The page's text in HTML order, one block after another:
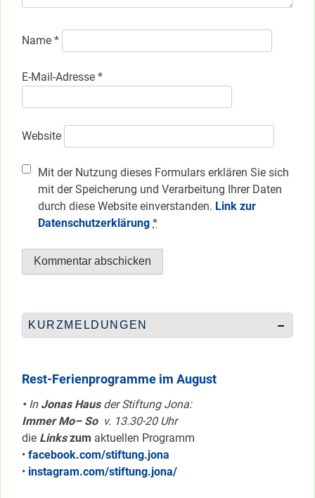
Name *
E-Mail-Adresse *
Website
Mit der Nutzung dieses Formulars erklären Sie sich
mit der Speicherung und Verarbeitung Ihrer Daten
durch diese Website einverstanden. Link zur
Datenschutzerklärung *
KURZMELDUNGEN
Rest-Ferienprogramme im August
•InJonas Hausder Stiftung Jona:
Immer Mo– So v. 13.30-20 Uhr
die Linkszum aktuellen Programm
• facebook.com/stiftung.jona
• instagram.com/stiftung.jona/